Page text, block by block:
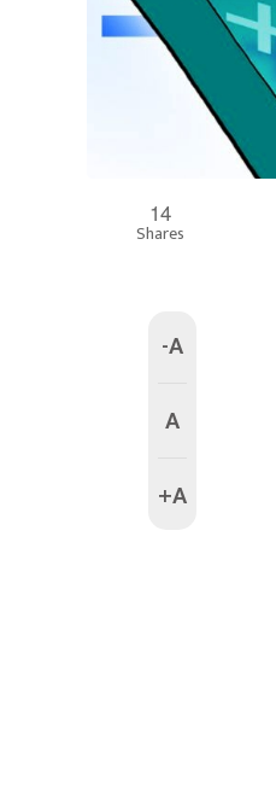
14
Shares
-A
A
+A